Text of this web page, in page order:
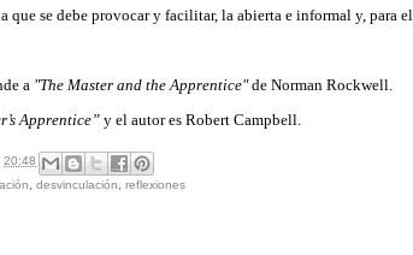
que se debe provocar y facilitar, la abierta e informal y, para
a "The Master and the Apprentice"de Norman Rockwell.
Apprentice”y el autor es Robert Campbell.
20:48
,desvinculación ,reflexiones